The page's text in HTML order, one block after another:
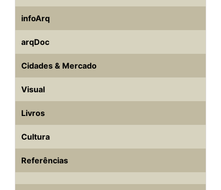
infoArq
arqDoc
Cidades & Mercado
Visual
Livros
Cultura
Referências